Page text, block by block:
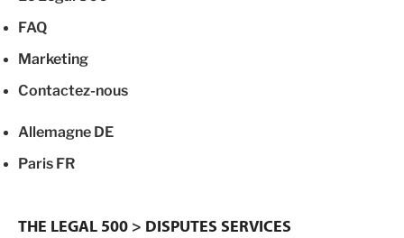
FAQ
Marketing
Contactez-nous
Allemagne DE
Paris FR
THE LEGAL 500 > DISPUTES SERVICES